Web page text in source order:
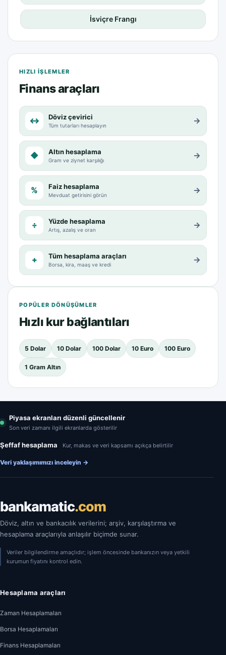
İsviçre Frangı
HIZLI IŞLEMLER
Finans araçları
↔ Döviz çevirici
Tüm tutarları hesaplayın →
◆ Altın hesaplama
Gram ve ziynet karşılığı →
% Faiz hesaplama
Mevduat getirisini görün →
÷ Yüzde hesaplama
Artış, azalış ve oran →
+ Tüm hesaplama araçları
Borsa, kira, maaş ve kredi →
POPÜLER DÖNÜŞÜMLER
Hızlı kur bağlantıları
5 Dolar 10 Dolar 100 Dolar 10 Euro 100 Euro
1 Gram Altın
Piyasa ekranları düzenli güncellenir
Son veri zamanı ilgili ekranlarda gösterilir
Şeffaf hesaplama Kur, makas ve veri kapsamı açıkça belirtilir
Veri yaklaşımımızı inceleyin →
bankamatic.com
Döviz, altın ve bankacılık verilerini; arşiv, karşılaştırma ve
hesaplama araçlarıyla anlaşılır biçimde sunar.
Veriler bilgilendirme amaçlıdır; işlem öncesinde bankanızın veya yetkili
kurumun fiyatını kontrol edin.
Hesaplama araçları
Zaman Hesaplamaları
Borsa Hesaplamaları
Finans Hesaplamaları